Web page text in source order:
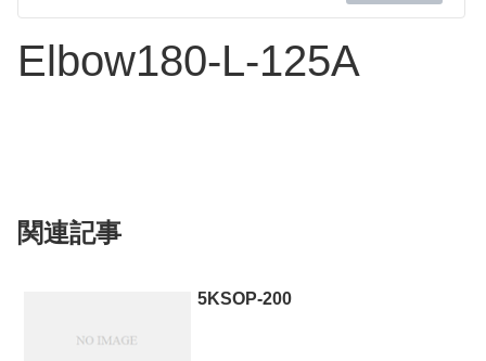
Elbow180-L-125A
関連記事
5KSOP-200